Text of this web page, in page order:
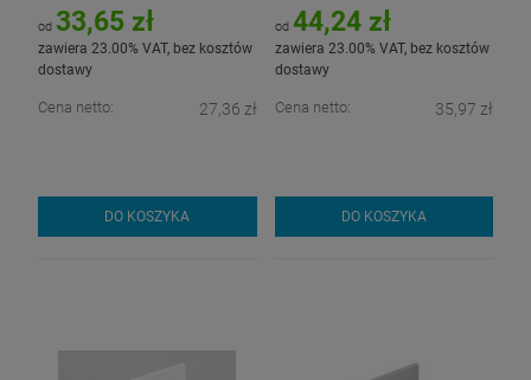
od 33,65 zł
zawiera 23.00% VAT, bez kosztów
dostawy
Cena netto: 27,36 zł
DO KOSZYKA
od 44,24 zł
zawiera 23.00% VAT, bez kosztów
dostawy
Cena netto: 35,97 zł
DO KOSZYKA